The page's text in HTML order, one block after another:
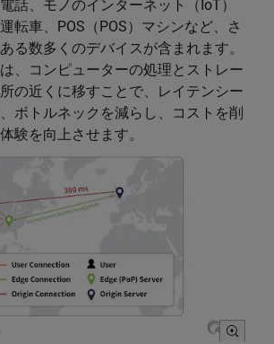
話、モノのインターネット（IoT）
転車、POS（POS）マシンなど、さ
る数多くのデバイスが含まれます。
、コンピューターの処理とストレー
の近くに移すことで、レイテンシー
ボトルネックを減らし、コストを削
験を向上させます。